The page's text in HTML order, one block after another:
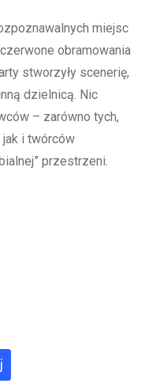
miejsc
obramowania
stworzyły scenerię,
dzielnicą. Nic
– zarówno tych,
i twórców
przestrzeni.